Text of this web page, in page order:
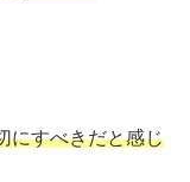
にすべきだと感じ